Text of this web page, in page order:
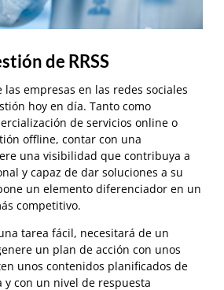
de RRSS
las empresas en las redes sociales
hoy en día. Tanto como
de servicios online o
offline, contar con una
una visibilidad que contribuya a
y capaz de dar soluciones a su
un elemento diferenciador en un
competitivo.
tarea fácil, necesitará de un
un plan de acción con unos
unos contenidos planificados de
con un nivel de respuesta